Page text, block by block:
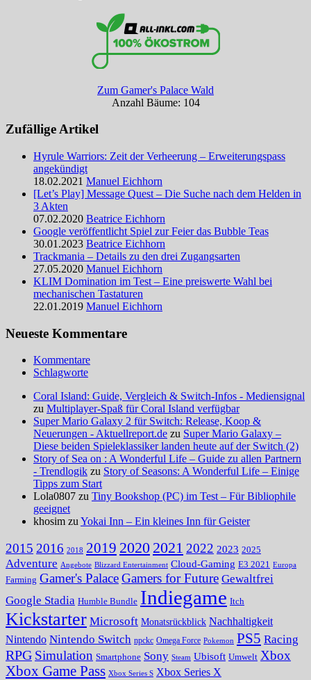
Zum Gamer's Palace Wald
Anzahl Bäume: 104
Zufällige Artikel
Hyrule Warriors: Zeit der Verheerung – Erweiterungspass
angekündigt
18.02.2021 Manuel Eichhorn
[Let’s Play] Message Quest – Die Suche nach dem Helden in
3 Akten
07.02.2020 Beatrice Eichhorn
Google veröffentlicht Spiel zur Feier das Bubble Teas
30.01.2023 Beatrice Eichhorn
Trackmania – Details zu den drei Zugangsarten
27.05.2020 Manuel Eichhorn
KLIM Domination im Test – Eine preiswerte Wahl bei
mechanischen Tastaturen
22.01.2019 Manuel Eichhorn
Neueste Kommentare
Kommentare
Schlagworte
Coral Island: Guide, Vergleich & Switch-Infos - Mediensignal
zu Multiplayer-Spaß für Coral Island verfügbar
Super Mario Galaxy 2 für Switch: Release, Koop &
Neuerungen - Aktuellreport.de zu Super Mario Galaxy –
Diese beiden Spieleklassiker landen heute auf der Switch (2)
Story of Sea on : A Wonderful Life – Guide zu allen Partnern
- Trendlogik zu Story of Seasons: A Wonderful Life – Einige
Tipps zum Start
Lola0807 zu Tiny Bookshop (PC) im Test – Für Bibliophile
geeignet
khosim zuYokai Inn – Ein kleines Inn für Geister
2015 2016 2018 2019 2020 2021 2022 2023 2025
Adventure Angebote Blizzard Entertainment Cloud-Gaming E3 2021 Europa
Farming Gamer's PalaceGamers for Future Gewaltfrei
Google Stadia Humble Bundle Indiegame Itch
Kickstarter Microsoft Monatsrückblick Nachhaltigkeit
Nintendo Nintendo Switch npckc Omega Force Pokemon PS5 Racing
RPG Simulation Smartphone Sony Steam Ubisoft Umwelt Xbox
Xbox Game Pass Xbox Series S Xbox Series X